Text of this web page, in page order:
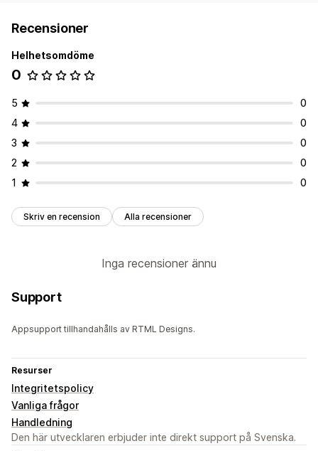
Recensioner
Helhetsomdöme
0
5
0
4
0
3
0
2
0
1
0
Skriv en recension Alla recensioner
Inga recensioner ännu
Support
Appsupport tillhandahålls av RTML Designs.
Resurser
Integritetspolicy
Vanliga frågor
Handledning
Den här utvecklaren erbjuder inte direkt support på Svenska.